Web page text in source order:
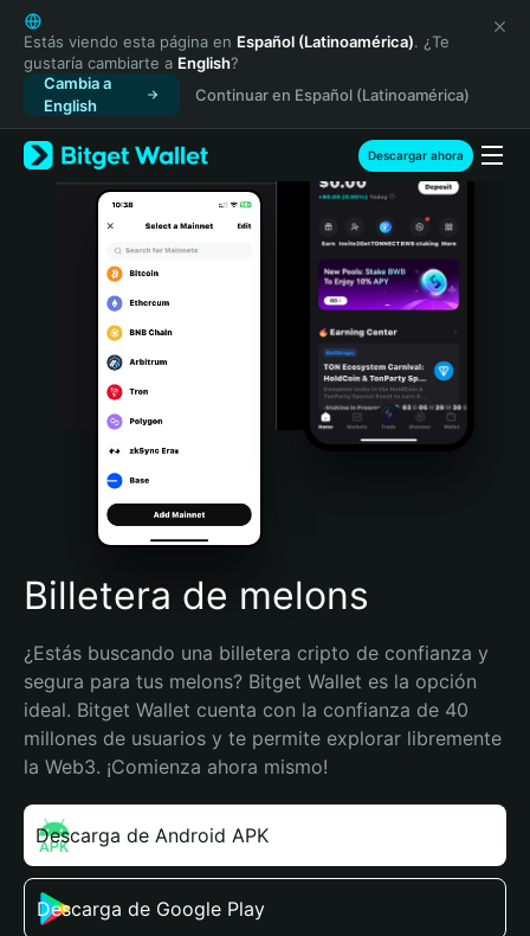
English
日本語
Tiếng Việt
Русский
Español (Latinoamérica)
Türkçe
Italiano
Português (Portugal)
Bahasa Indonesia
Português (Brasil)
Español (Argentina)
Estás viendo esta página en Español (Latinoamérica). ¿Te
gustaría cambiarte a English?
Cambia a
English
Continuar en Español (Latinoamérica)
Descargar ahora
Billetera de melons
¿Estás buscando una billetera cripto de confianza y
segura para tus melons? Bitget Wallet es la opción
ideal. Bitget Wallet cuenta con la confianza de 40
millones de usuarios y te permite explorar libremente
la Web3. ¡Comienza ahora mismo!
Descarga de Android APK
Descarga de Google Play